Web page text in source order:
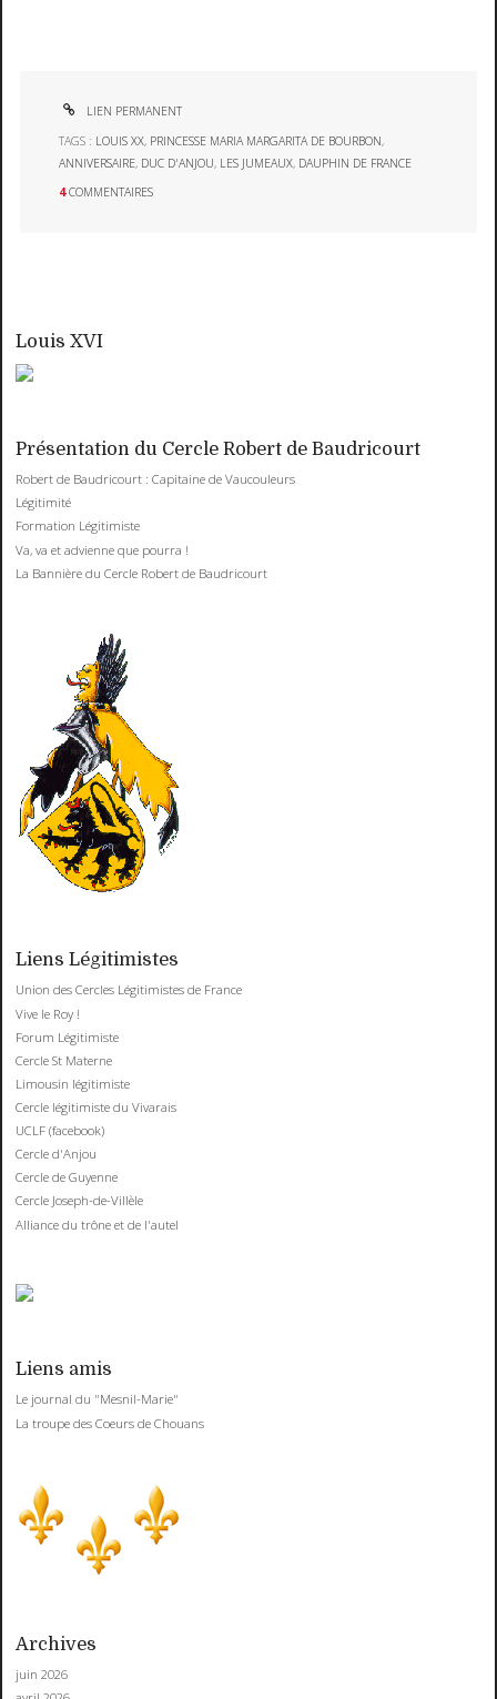
Louis XVI
Présentation du Cercle Robert de Baudricourt
Robert de Baudricourt : Capitaine de Vaucouleurs
Légitimité
Formation Légitimiste
Va, va et advienne que pourra !
La Bannière du Cercle Robert de Baudricourt
Liens Légitimistes
Union des Cercles Légitimistes de France
Vive le Roy !
Forum Légitimiste
Cercle St Materne
Limousin légitimiste
Cercle légitimiste du Vivarais
UCLF (facebook)
Cercle d'Anjou
Cercle de Guyenne
Cercle Joseph-de-Villèle
Alliance du trône et de l'autel
Liens amis
Le journal du "Mesnil-Marie"
La troupe des Coeurs de Chouans
Archives
juin 2026
LIEN PERMANENT
TAGS : LOUIS XX, PRINCESSE MARIA MARGARITA DE BOURBON,
ANNIVERSAIRE, DUC D'ANJOU, LES JUMEAUX, DAUPHIN DE FRANCE
4 COMMENTAIRES